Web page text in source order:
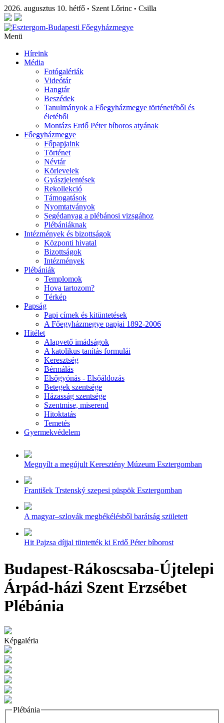
2026. augusztus 10. hétfő • Szent Lőrinc • Csilla
Menü
Híreink
Média
Fotógalériák
Videótár
Hangtár
Beszédek
Tanulmányok a Főegyházmegye történetéből és
életéből
Montázs Erdő Péter bíboros atyának
Főegyházmegye
Főpapjaink
Történet
Névtár
Körlevelek
Gyászjelentések
Rekollekció
Támogatások
Nyomtatványok
Segédanyag a plébánosi vizsgához
Plébániáknak
Intézmények és bizottságok
Központi hivatal
Bizottságok
Intézmények
Plébániák
Templomok
Hova tartozom?
Térkép
Papság
Papi címek és kitüntetések
A Főegyházmegye papjai 1892-2006
Hitélet
Alapvető imádságok
A katolikus tanítás formulái
Keresztség
Bérmálás
Elsőgyónás - Elsőáldozás
Betegek szentsége
Házasság szentsége
Szentmise, miserend
Hitoktatás
Temetés
Gyermekvédelem
Megnyílt a megújult Keresztény Múzeum Esztergomban
František Trstenský szepesi püspök Esztergomban
A magyar–szlovák megbékélésből barátság született
Hit Pajzsa díjjal tüntették ki Erdő Péter bíborost
Budapest-Rákoscsaba-Újtelepi
Árpád-házi Szent Erzsébet
Plébánia
Képgaléria
Plébánia